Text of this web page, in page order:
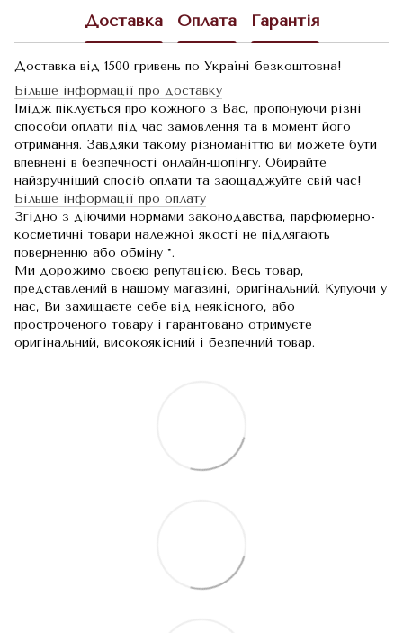
Доставка Оплата Гарантія
Доставка від 1500 гривень по Україні безкоштовна!
Більше інформації про доставку
Імідж піклується про кожного з Вас, пропонуючи різні
способи оплати під час замовлення та в момент його
отримання. Завдяки такому різноманіттю ви можете бути
впевнені в безпечності онлайн-шопінгу. Обирайте
найзручніший спосіб оплати та заощаджуйте свій час!
Більше інформації про оплату
Згідно з діючими нормами законодавства, парфюмерно-
косметичні товари належної якості не підлягають
поверненню або обміну *.
Ми дорожимо своєю репутацією. Весь товар,
представлений в нашому магазині, оригінальний. Купуючи у
нас, Ви захищаєте себе від неякісного, або
простроченого товару і гарантовано отримуєте
оригінальний, високоякісний і безпечний товар.